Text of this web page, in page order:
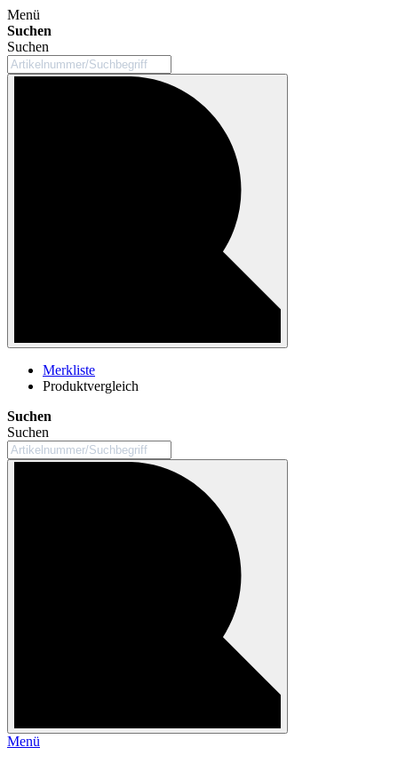
Menü
Suchen
Suchen
Merkliste
Produktvergleich
Suchen
Suchen
Menü